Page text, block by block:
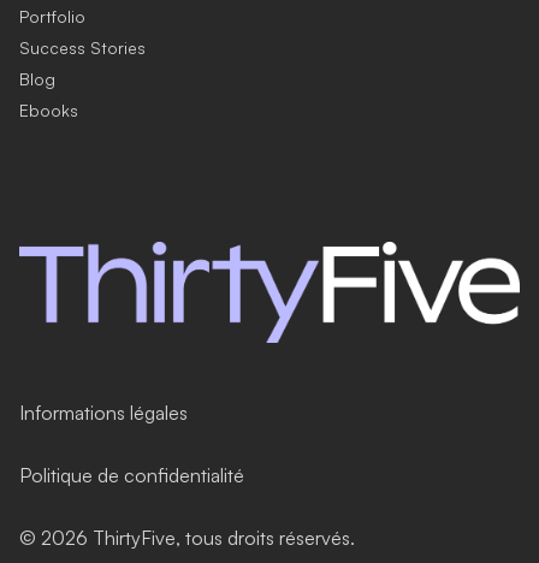
Portfolio
Success Stories
Blog
Ebooks
Informations légales
Politique de confidentialité
© 2026 ThirtyFive, tous droits réservés.